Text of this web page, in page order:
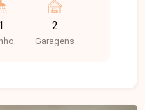
restaurantes
localização
conforto e
2
Garagens